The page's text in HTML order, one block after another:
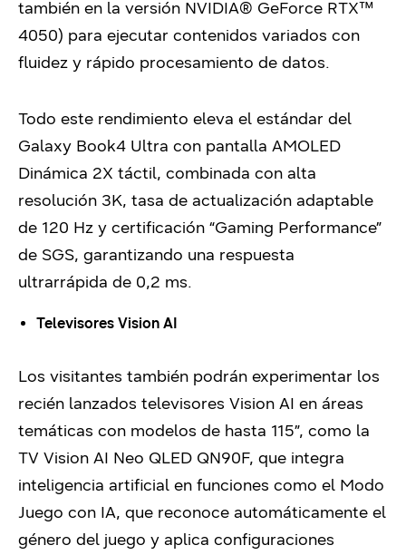
también en la versión NVIDIA® GeForce RTX™
4050) para ejecutar contenidos variados con
fluidez y rápido procesamiento de datos.
Todo este rendimiento eleva el estándar del
Galaxy Book4 Ultra con pantalla AMOLED
Dinámica 2X táctil, combinada con alta
resolución 3K, tasa de actualización adaptable
de 120 Hz y certificación “Gaming Performance”
de SGS, garantizando una respuesta
ultrarrápida de 0,2 ms.
Televisores Vision AI
Los visitantes también podrán experimentar los
recién lanzados televisores Vision AI en áreas
temáticas con modelos de hasta 115”, como la
TV Vision AI Neo QLED QN90F, que integra
inteligencia artificial en funciones como el Modo
Juego con IA, que reconoce automáticamente el
género del juego y aplica configuraciones